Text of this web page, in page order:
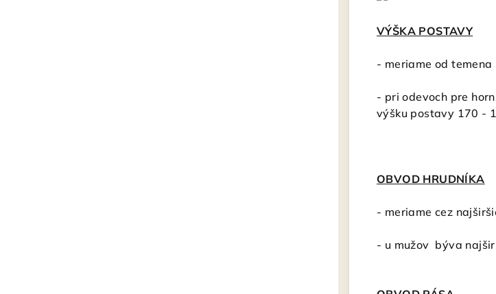
VÝŠKA POSTAVY
- meriame od
- pri odevoch pre
výšku postavy 170 -
OBVOD HRUDNÍKA
- meriame cez
- u mužov býva